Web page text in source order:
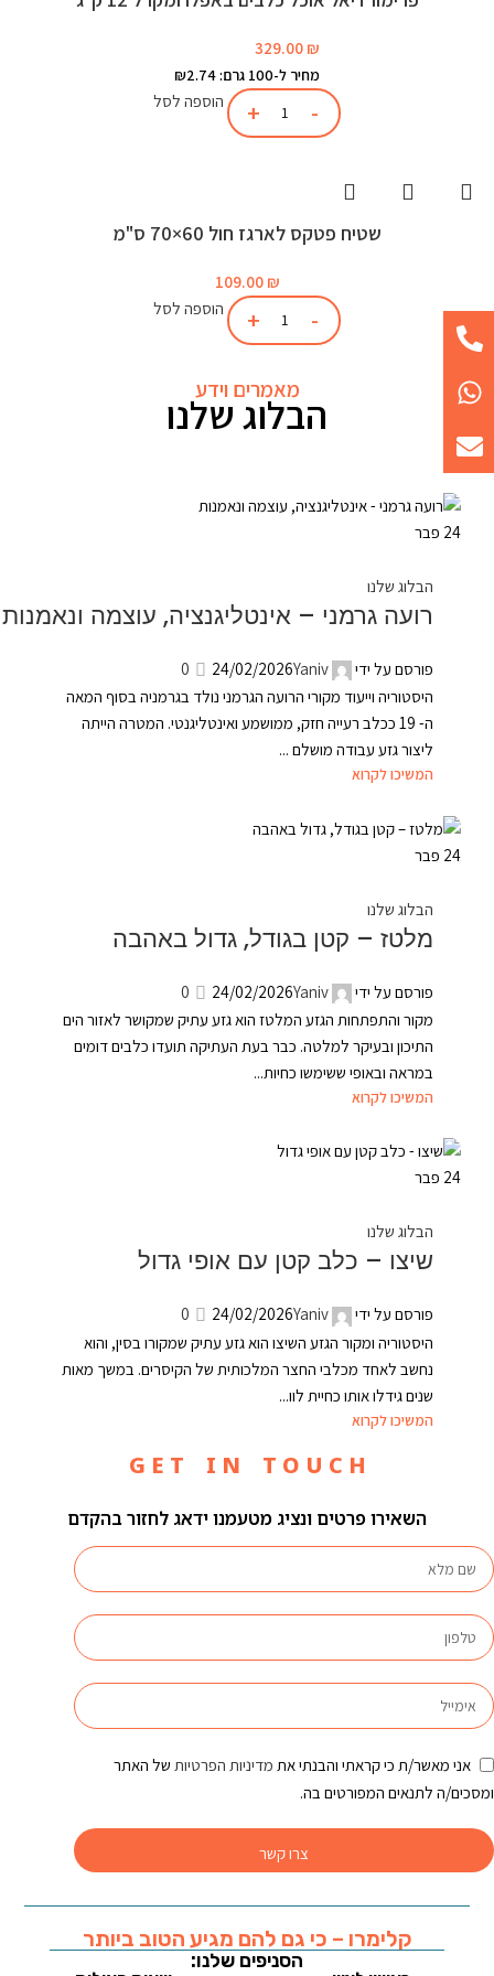
329.00 ₪
מחיר ל-100 גרם: ₪2.74
הוספה לסל
שטיח פטקס לארגז חול 60×70 ס"מ
109.00 ₪
הוספה לסל
מאמרים וידע
הבלוג שלנו
24 פבר
הבלוג שלנו
רועה גרמני – אינטליגנציה, עוצמה ונאמנות
פורסם על ידי Yaniv
24/02/2026
0
היסטוריה וייעוד מקורי הרועה הגרמני נולד בגרמניה בסוף המאה
ה- 19 ככלב רעייה חזק, ממושמע ואינטליגנטי. המטרה הייתה
ליצור גזע עבודה מושלם ...
המשיכו לקרוא
24 פבר
הבלוג שלנו
מלטז – קטן בגודל, גדול באהבה
פורסם על ידי Yaniv
24/02/2026
0
מקור והתפתחות הגזע המלטז הוא גזע עתיק שמקושר לאזור הים
התיכון ובעיקר למלטה. כבר בעת העתיקה תועדו כלבים דומים
במראה ובאופי ששימשו כחיות...
המשיכו לקרוא
24 פבר
הבלוג שלנו
שיצו – כלב קטן עם אופי גדול
פורסם על ידי Yaniv
24/02/2026
0
היסטוריה ומקור הגזע השיצו הוא גזע עתיק שמקורו בסין, והוא
נחשב לאחד מכלבי החצר המלכותית של הקיסרים. במשך מאות
שנים גידלו אותו כחיית לוו...
המשיכו לקרוא
G E T I N T O U C H
השאירו פרטים ונציג מטעמנו ידאג לחזור בהקדם
אני מאשר/ת כי קראתי והבנתי את מדיניות הפרטיות של האתר
ומסכים/ה לתנאים המפורטים בה.
צרו קשר
קלימרו – כי גם להם מגיע הטוב ביותר
הסניפים שלנו: